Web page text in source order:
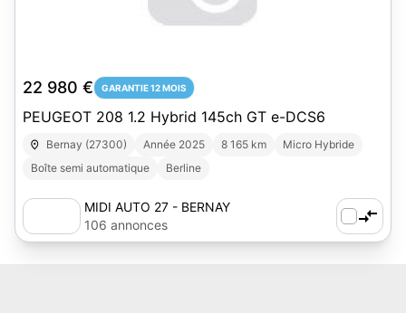
22 980 € GARANTIE 12 MOIS
PEUGEOT 208 1.2 Hybrid 145ch GT e-DCS6
Bernay (27300) Année 2025 8 165 km
Micro Hybride
Boîte semi automatique
Berline
MIDI AUTO 27 - BERNAY
106 annonces